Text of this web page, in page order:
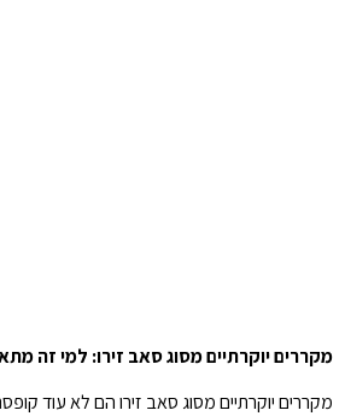
מקררים יוקרתיים מסוג סאב זירו: למי זה
מקררים יוקרתיים מסוג סאב זירו הם לא עוד